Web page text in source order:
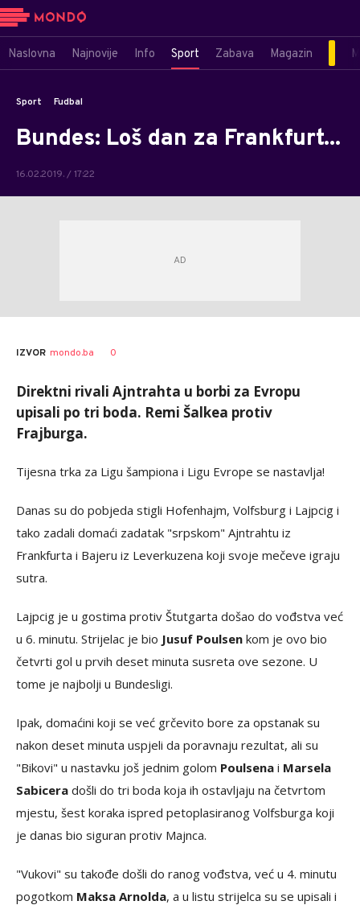
Naslovna Najnovije Info Sport Zabava Magazin
Sport Fudbal
Bundes: Loš dan za Frankfurt...
16.02.2019. / 17:22
IZVOR mondo.ba 0
Direktni rivali Ajntrahta u borbi za Evropu
upisali po tri boda. Remi Šalkea protiv
Frajburga.
Tijesna trka za Ligu šampiona i Ligu Evrope se nastavlja!
Danas su do pobjeda stigli Hofenhajm, Volfsburg i Lajpcig i
tako zadali domaći zadatak "srpskom" Ajntrahtu iz
Frankfurta i Bajeru iz Leverkuzena koji svoje mečeve igraju
sutra.
Lajpcig je u gostima protiv Štutgarta došao do vođstva već
u 6. minutu. Strijelac je bio Jusuf Poulsen kom je ovo bio
četvrti gol u prvih deset minuta susreta ove sezone. U
tome je najbolji u Bundesligi.
Ipak, domaćini koji se već grčevito bore za opstanak su
nakon deset minuta uspjeli da poravnaju rezultat, ali su
"Bikovi" u nastavku još jednim golom Poulsena i Marsela
Sabicera došli do tri boda koja ih ostavljaju na četvrtom
mjestu, šest koraka ispred petoplasiranog Volfsburga koji
je danas bio siguran protiv Majnca.
"Vukovi" su takođe došli do ranog vođstva, već u 4. minutu
pogotkom Maksa Arnolda, a u listu strijelca su se upisali i